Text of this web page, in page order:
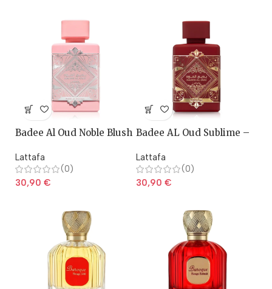
Badee Al Oud Noble Blush
Lattafa
(0)
30,90 €
Badee AL Oud Sublime –
Lattafa
(0)
30,90 €